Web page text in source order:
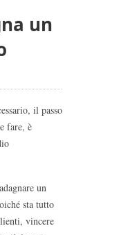
un
il passo
fare, è
un
sta tutto
vincere